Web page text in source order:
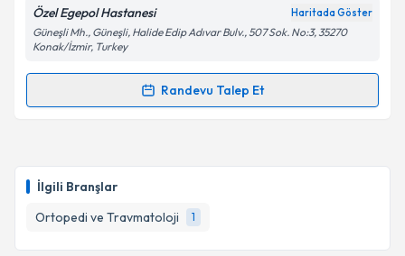
İlgili Branşlar
Ortopedi ve Travmatoloji
1
Kişisel verilerimin işlenmesine ilişkin
Aydınlatma
Metni'ni okudum ve kişisel verilerimin belirtilen
kapsamda işlenmesini kabul ediyorum.
Takvim Talebini Gönder
Özel Egepol Hastanesi Haritada Göster
Güneşli Mh., Güneşli, Halide Edip Adıvar Bulv., 507 Sok. No:3, 35270
Konak/İzmir, Turkey
Randevu Talep Et
Randevu Takvimi Talebi
takvim hazırlandığında e-posta ile bilgilendireceğiz.